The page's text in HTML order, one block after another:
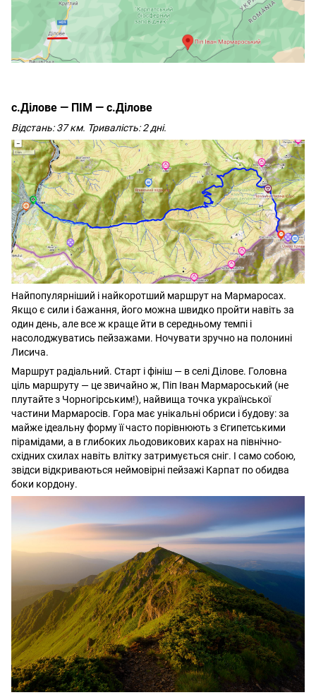
с.Ділове — ПІМ — с.Ділове
Відстань: 37 км. Тривалість: 2 дні.
Найпопулярніший і найкоротший маршрут на Мармаросах.
Якщо є сили і бажання, його можна швидко пройти навіть за
один день, але все ж краще йти в середньому темпі і
насолоджуватись пейзажами. Ночувати зручно на полонині
Лисича.
Маршрут радіальний. Старт і фініш — в селі Ділове. Головна
ціль маршруту — це звичайно ж, Піп Іван Мармароський (не
плутайте з Чорногірським!), найвища точка української
частини Мармаросів. Гора має унікальні обриси і будову: за
майже ідеальну форму її часто порівнюють з Єгипетськими
пірамідами, а в глибоких льодовикових карах на північно-
східних схилах навіть влітку затримується сніг. І само собою,
звідси відкриваються неймовірні пейзажі Карпат по обидва
боки кордону.